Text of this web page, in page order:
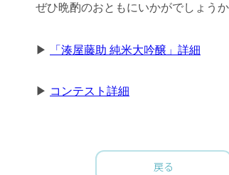
ぜひ晩酌のおともにいかがでしょうか
▶ 「湊屋藤助 純米大吟醸」詳細
▶ コンテスト詳細
戻る